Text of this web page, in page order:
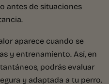
antes de situaciones
aparece cuando se
y entrenamiento. Así, en
podrás evaluar
y adaptada a tu perro.